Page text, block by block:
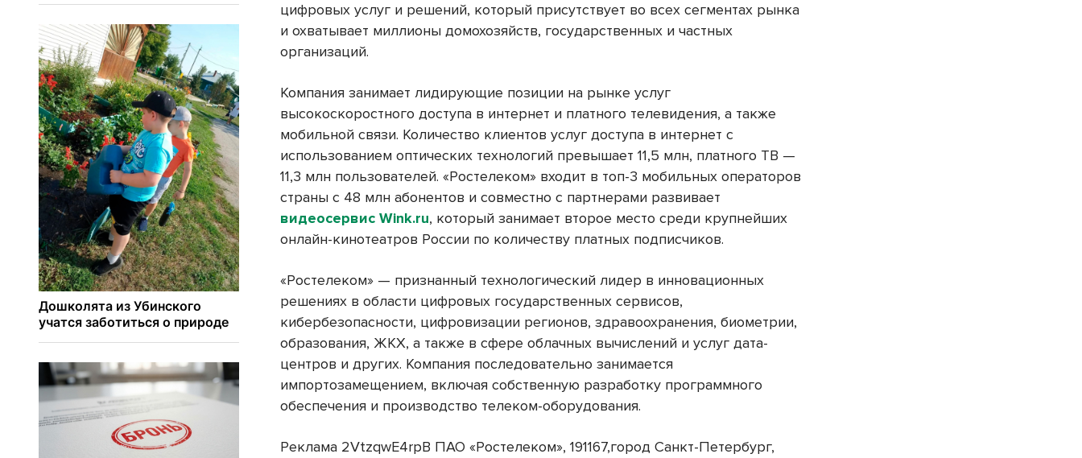
цифровых услуг и решений, который присутствует во всех сегментах рынка
и охватывает миллионы домохозяйств, государственных и частных
организаций.
Компания занимает лидирующие позиции на рынке услуг
высокоскоростного доступа в интернет и платного телевидения, а также
мобильной связи. Количество клиентов услуг доступа в интернет с
использованием оптических технологий превышает 11,5 млн, платного ТВ —
11,3 млн пользователей. «Ростелеком» входит в топ-3 мобильных операторов
страны с 48 млн абонентов и совместно с партнерами развивает
видеосервис Wink.ru, который занимает второе место среди крупнейших
онлайн-кинотеатров России по количеству платных подписчиков.
«Ростелеком» — признанный технологический лидер в инновационных
решениях в области цифровых государственных сервисов,
кибербезопасности, цифровизации регионов, здравоохранения, биометрии,
образования, ЖКХ, а также в сфере облачных вычислений и услуг дата-
центров и других. Компания последовательно занимается
импортозамещением, включая собственную разработку программного
обеспечения и производство телеком-оборудования.
Реклама 2VtzqwE4rpB ПАО «Ростелеком», 191167,город Санкт-Петербург,